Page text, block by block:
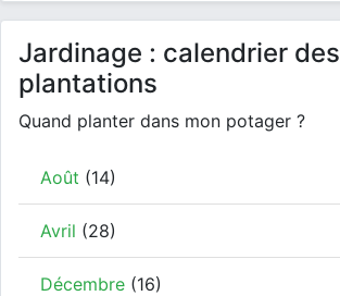
Jardinage : calendrier des
plantations
Quand planter dans mon potager ?
Août (14)
Avril (28)
Décembre (16)